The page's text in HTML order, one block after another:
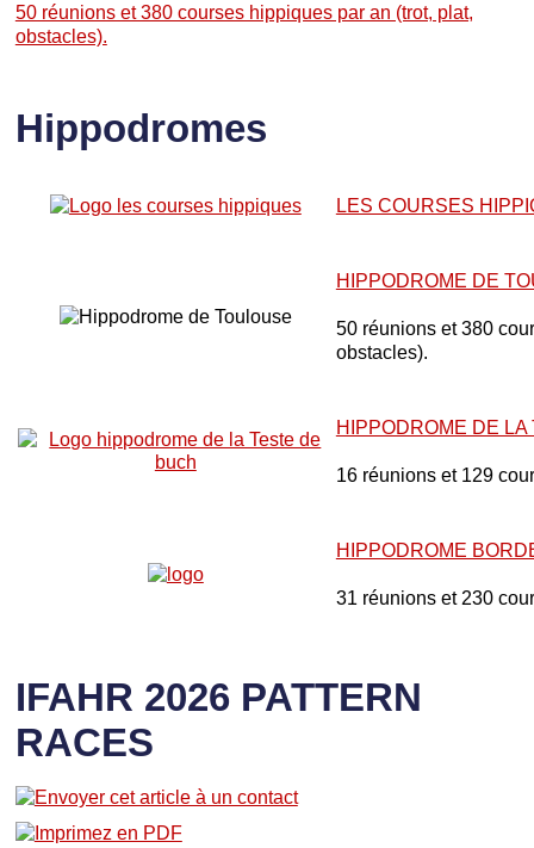
50 réunions et 380 courses hippiques par an (trot, plat,
obstacles).
Hippodromes
LES COURSES
HIPPODROME DE
50 réunions et 380
obstacles).
HIPPODROME DE LA
16 réunions et 129
HIPPODROME
31 réunions et 230
IFAHR 2026 PATTERN
RACES